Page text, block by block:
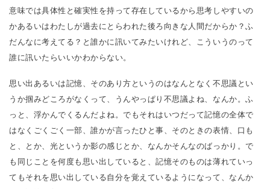
意味では具体性と確実性を持って存在しているから思考しやすいの
かあるいはわたしが過去にとらわれた後ろ向きな人間だからか？ふ
だんなに考えてる？と誰かに訊いてみたいけれど、こういうのって
誰に訊いたらいいかわからない。
思い出あるいは記憶、そのあり方というのはなんとなく不思議とい
うか掴みどころがなくって、うんやっぱり不思議よね、なんか。ふ
っと、浮かんでくるんだよね。でもそれはいつだって記憶の全体で
はなくごくごく一部、誰かが言ったひと事、そのときの表情、口も
と、とか、光というか影の感じとか、なんかそんなのばっかり。で
も同じことを何度も思い出していると、記憶そのものは薄れていっ
てもそれを思い出している自分を覚えているようになって、なんか